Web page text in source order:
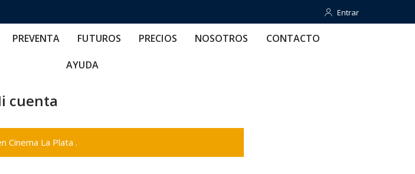
Entrar
Entrar
PREVENTA FUTUROS PRECIOS NOSOTROS CONTACTO
AYUDA
cuenta
Cinema La Plata .